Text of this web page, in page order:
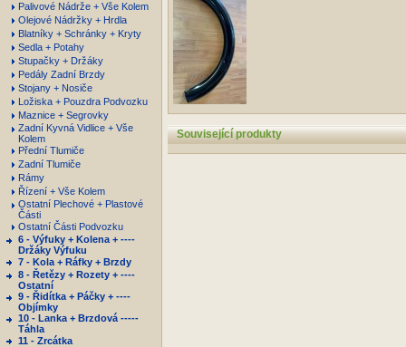
Palivové Nádrže + Vše Kolem
Olejové Nádržky + Hrdla
Blatníky + Schránky + Kryty
Sedla + Potahy
Stupačky + Držáky
Pedály Zadní Brzdy
Stojany + Nosiče
Ložiska + Pouzdra Podvozku
Maznice + Segrovky
Zadní Kyvná Vidlice + Vše
Kolem
Přední Tlumiče
Zadní Tlumiče
Rámy
Řízení + Vše Kolem
Ostatní Plechové + Plastové
Části
Ostatní Části Podvozku
6 - Výfuky + Kolena + ----
Držáky Výfuku
7 - Kola + Ráfky + Brzdy
8 - Řetězy + Rozety + ----
Ostatní
9 - Řidítka + Páčky + ----
Objímky
10 - Lanka + Brzdová -----
Táhla
11 - Zrcátka
Související produkty